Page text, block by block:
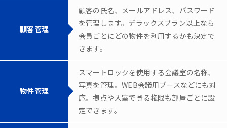
顧客管理
顧客の氏名、メールアドレス、パスワード
を管理します。デラックスプラン以上なら
会員ごとにどの物件を利用するかも決定で
きます。
物件管理
スマートロックを使用する会議室の名称、
写真を管理。WEB会議用ブースなどにも対
応。拠点や入室できる権限も部屋ごとに設
定できます。